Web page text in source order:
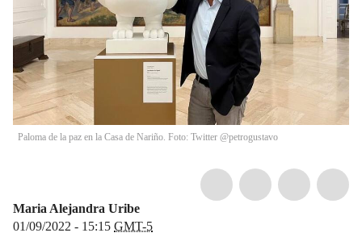
Paloma de la paz en la Casa de Nariño. Foto: Twitter @petrogustavo
Maria Alejandra Uribe
01/09/2022 - 15:15 GMT-5